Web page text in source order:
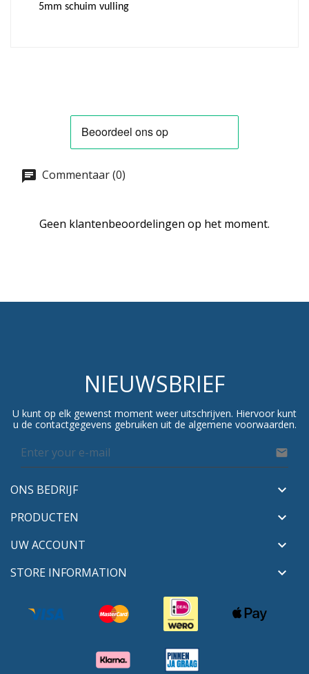
5mm schuim vulling
Commentaar (0)
Geen klantenbeoordelingen op het moment.
NIEUWSBRIEF
U kunt op elk gewenst moment weer uitschrijven. Hiervoor kunt
u de contactgegevens gebruiken uit de algemene voorwaarden.

ONS BEDRIJF 
PRODUCTEN 
UW ACCOUNT 
STORE INFORMATION 